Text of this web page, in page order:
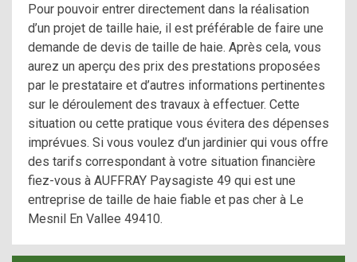
Pour pouvoir entrer directement dans la réalisation
d’un projet de taille haie, il est préférable de faire une
demande de devis de taille de haie. Après cela, vous
aurez un aperçu des prix des prestations proposées
par le prestataire et d’autres informations pertinentes
sur le déroulement des travaux à effectuer. Cette
situation ou cette pratique vous évitera des dépenses
imprévues. Si vous voulez d’un jardinier qui vous offre
des tarifs correspondant à votre situation financière
fiez-vous à AUFFRAY Paysagiste 49 qui est une
entreprise de taille de haie fiable et pas cher à Le
Mesnil En Vallee 49410.